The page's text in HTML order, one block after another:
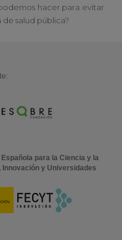
hacer para evitar
salud pública?
Española para la Ciencia y la
y Universidades